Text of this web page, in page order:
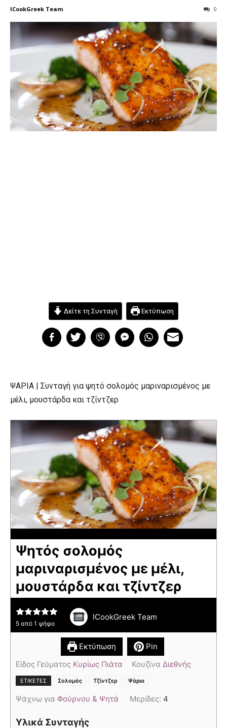
ICookGreek Team 0
Δείτε τη Συνταγή Εκτύπωση
ΨΑΡΙΑ | Συνταγή για ψητό σολομός μαριναρισμένος με
μέλι, μουστάρδα και τζίντζερ
Ψητός σολομός
μαριναρισμένος με μέλι,
μουστάρδα και τζίντζερ
5 από 1 ψήφο
ICookGreek Team
Εκτύπωση
Pin
Είδος Γεύματος Κυρίως Πιάτα Κουζίνα Διεθνής
ΕΤΙΚΈΤΕΣ Σολομός Τζίντζερ Ψάρια
Ψάχνω για Φούρνου & Ψητά Μερίδες: 4
Υλικά Συνταγής